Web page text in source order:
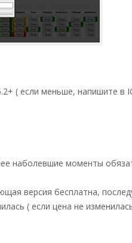
( если меньше, напишите в
наболевшие моменты
версия бесплатна,
( если цена не